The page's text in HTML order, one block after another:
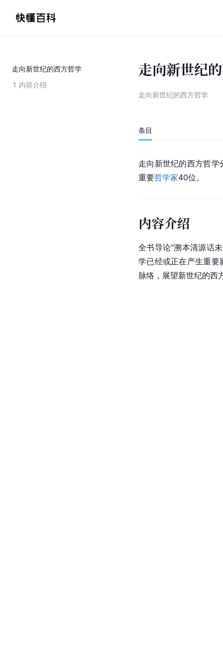
走向新世纪的西方哲学
1 内容介绍
走向新世纪
走向新世纪的西方哲学
条目
走向新世纪的西方哲学
重要哲学家40位。
内容介绍
全书导论“溯本清源话
学已经或正在产生重要
脉络，展望新世纪的西